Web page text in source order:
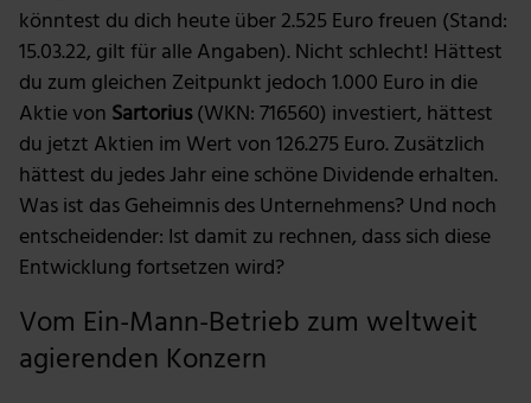
könntest du dich heute über 2.525 Euro freuen (Stand:
15.03.22, gilt für alle Angaben). Nicht schlecht! Hättest
du zum gleichen Zeitpunkt jedoch 1.000 Euro in die
Aktie von Sartorius(WKN: 716560) investiert, hättest
du jetzt Aktien im Wert von 126.275 Euro. Zusätzlich
hättest du jedes Jahr eine schöne Dividende erhalten.
Was ist das Geheimnis des Unternehmens? Und noch
entscheidender: Ist damit zu rechnen, dass sich diese
Entwicklung fortsetzen wird?
Vom Ein-Mann-Betrieb zum weltweit
agierenden Konzern